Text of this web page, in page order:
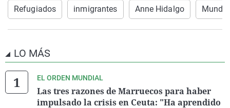
Refugiados inmigrantes Anne Hidalgo Mundo
LO MÁS
EL ORDEN MUNDIAL
Las tres razones de Marruecos para haber
impulsado la crisis en Ceuta: "Ha aprendido